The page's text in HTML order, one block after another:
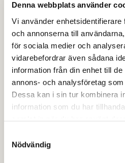
Denna webbplats använder
Vi använder
och annonserna till
för sociala medier och
vidarebefordrar även sådana
information från din enhet till
annons- och analysföretag
Dessa kan i sin tur kombinera
information som du har
Nödvändig
utfärdas tillstånd bara om
beroende av förarens
fordonet. I normalfallet
kunna lämna av en
och därefter parkera bilen
En person med psykiska
få tillstånd endast om det
begränsar
Även i vissa andra fall kan